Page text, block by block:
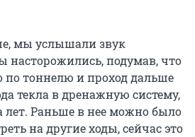
мы услышали звук
подумав, что
тоннелю и проход дальше
текла в дренажную систему,
лет. Раньше в нее можно было
на другие ходы, сейчас это